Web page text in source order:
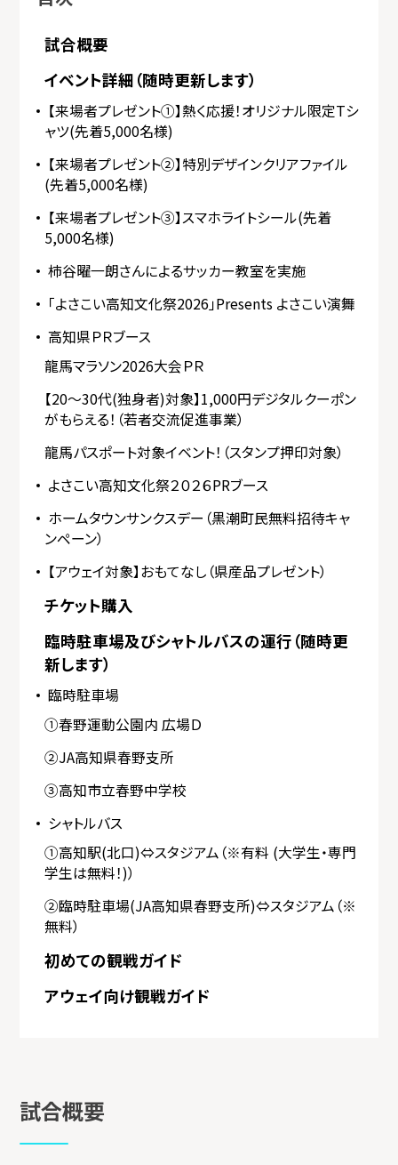
試合概要
イベント詳細（随時更新します）
【来場者プレゼント①】熱く応援！オリジナル限定Tシ
ャツ(先着5,000名様)
【来場者プレゼント②】特別デザインクリアファイル
(先着5,000名様)
【来場者プレゼント③】スマホライトシール(先着
5,000名様)
柿谷曜一朗さんによるサッカー教室を実施
「よさこい高知文化祭2026」Presents よさこい演舞
高知県ＰＲブース
龍馬マラソン2026大会ＰＲ
【20～30代(独身者)対象】1,000円デジタルクーポン
がもらえる！（若者交流促進事業）
龍馬パスポート対象イベント！（スタンプ押印対象）
よさこい高知文化祭２０２６PRブース
ホームタウンサンクスデー（黒潮町民無料招待キャ
ンペーン）
【アウェイ対象】おもてなし（県産品プレゼント）
チケット購入
臨時駐車場及びシャトルバスの運行（随時更
新します）
臨時駐車場
①春野運動公園内 広場Ｄ
②JA高知県春野支所
③高知市立春野中学校
シャトルバス
①高知駅(北口)⇔スタジアム（※有料 (大学生・専門
学生は無料！)）
②臨時駐車場(JA高知県春野支所)⇔スタジアム（※
無料）
初めての観戦ガイド
アウェイ向け観戦ガイド
試合概要